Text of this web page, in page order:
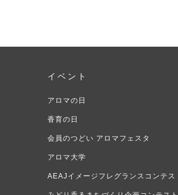
イベント
アロマの日
香育の日
会員のつどい アロマフェスタ
アロマ大学
AEAJイメージフレグランスコンテス